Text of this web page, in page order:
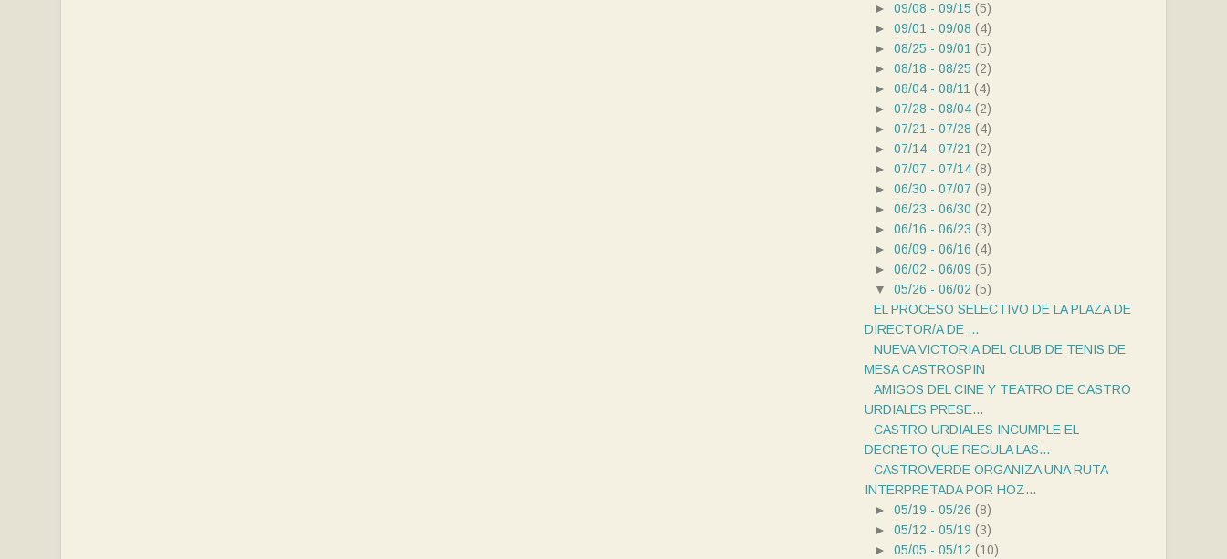
► 09/08 - 09/15 (5)
► 09/01 - 09/08 (4)
► 08/25 - 09/01 (5)
► 08/18 - 08/25 (2)
► 08/04 - 08/11 (4)
► 07/28 - 08/04 (2)
► 07/21 - 07/28 (4)
► 07/14 - 07/21 (2)
► 07/07 - 07/14 (8)
► 06/30 - 07/07 (9)
► 06/23 - 06/30 (2)
► 06/16 - 06/23 (3)
► 06/09 - 06/16 (4)
► 06/02 - 06/09 (5)
▼
05/26 - 06/02 (5)
EL PROCESO SELECTIVO DE LA PLAZA DE
DIRECTOR/A DE ...
NUEVA VICTORIA DEL CLUB DE TENIS DE
MESA CASTROSPIN
AMIGOS DEL CINE Y TEATRO DE CASTRO
URDIALES PRESE...
CASTRO URDIALES INCUMPLE EL
DECRETO QUE REGULA LAS...
CASTROVERDE ORGANIZA UNA RUTA
INTERPRETADA POR HOZ...
► 05/19 - 05/26 (8)
► 05/12 - 05/19 (3)
► 05/05 - 05/12 (10)